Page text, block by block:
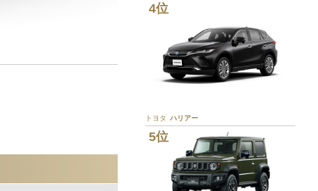
4位
トヨタ ハリアー
5位